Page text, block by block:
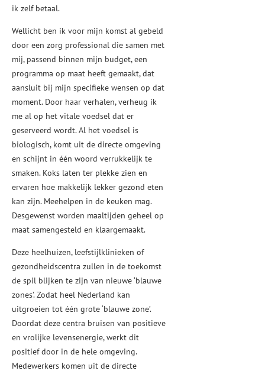
ik zelf betaal.
Wellicht ben ik voor mijn komst al gebeld
door een zorg professional die samen met
mij, passend binnen mijn budget, een
programma op maat heeft gemaakt, dat
aansluit bij mijn specifieke wensen op dat
moment. Door haar verhalen, verheug ik
me al op het vitale voedsel dat er
geserveerd wordt. Al het voedsel is
biologisch, komt uit de directe omgeving
en schijnt in één woord verrukkelijk te
smaken. Koks laten ter plekke zien en
ervaren hoe makkelijk lekker gezond eten
kan zijn. Meehelpen in de keuken mag.
Desgewenst worden maaltijden geheel op
maat samengesteld en klaargemaakt.
Deze heelhuizen, leefstijlklinieken of
gezondheidscentra zullen in de toekomst
de spil blijken te zijn van nieuwe ‘blauwe
zones’. Zodat heel Nederland kan
uitgroeien tot één grote ‘blauwe zone’.
Doordat deze centra bruisen van positieve
en vrolijke levensenergie, werkt dit
positief door in de hele omgeving.
Medewerkers komen uit de directe